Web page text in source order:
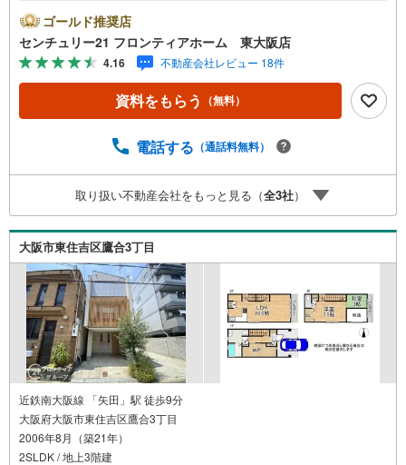
が楽々な住まい 特徴・南向きにつき日当たり良好です・中
庭/吹き抜けのある気持ちの良い住まい・全居室収納付き/屋
根裏収納/納戸・スーパー、コンビニが徒歩5分圏内の近
さ！・前道幅員6mにつきスムーズな車庫入れが可能です
立地・平野南小学校まで徒歩約4分・摂陽中学校まで徒歩約
15分 弊社が選ばれる理由 1.お金の扱い方のプロ、ファイナ
どにも対応できる売却専門チームあり！3.たくさんの銀行
能！4.物件のお引渡し後に必要になったお家のリフォーム
も弊社のリフォームプランナーがご提案！5.定期的にご連
絡を繋ぎ、有事の際に迅速にサポートいたします弊社は専
門家同士が連携をとっているため、より多くの知見がござ
います。お気軽にお問合せください！
ゴールド推奨店
センチュリー21 フロンティアホーム 東大阪店
4.16 不動産会社レビュー 18件
資料をもらう （無料）
電話する （通話料無料）
取り扱い不動産会社をもっと見る（全3社）
大阪市東住吉区鷹合3丁目
近鉄南大阪線 「矢田」駅 徒歩9分
大阪府大阪市東住吉区鷹合3丁目
2006年8月（築21年）
2SLDK / 地上3階建